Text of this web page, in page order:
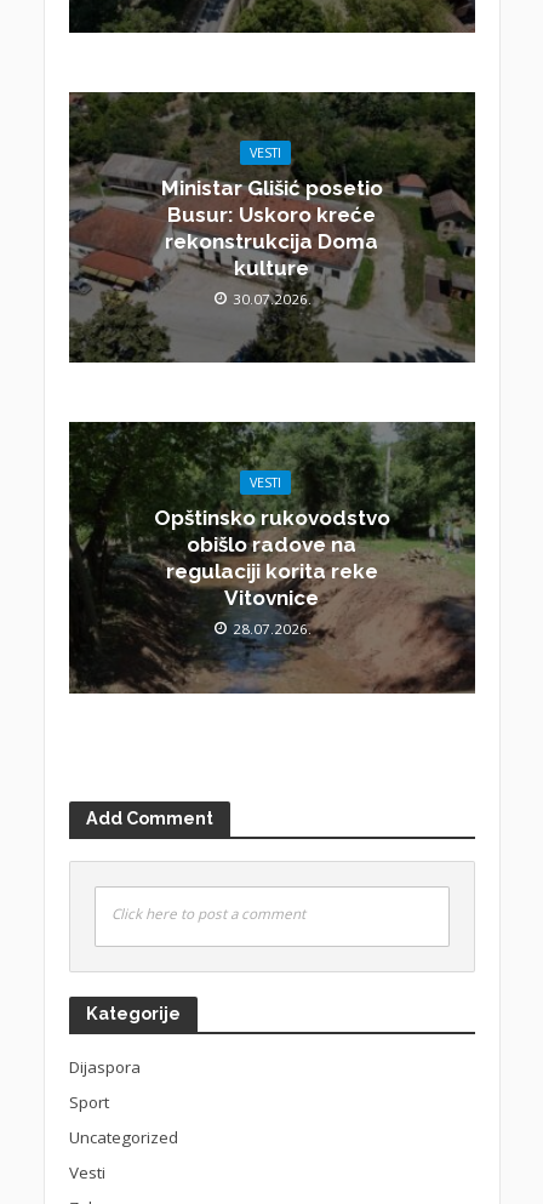
VESTI
Ministar Glišić posetio
Busur: Uskoro kreće
rekonstrukcija Doma
kulture
30.07.2026.
VESTI
Opštinsko rukovodstvo
obišlo radove na
regulaciji korita reke
Vitovnice
28.07.2026.
Add Comment
Click here to post a comment
Kategorije
Dijaspora
Sport
Uncategorized
Vesti